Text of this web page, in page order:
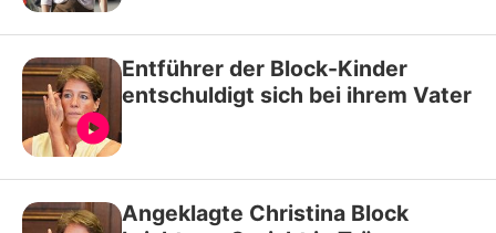
Entführer der Block-Kinder
entschuldigt sich bei ihrem Vater
Angeklagte Christina Block